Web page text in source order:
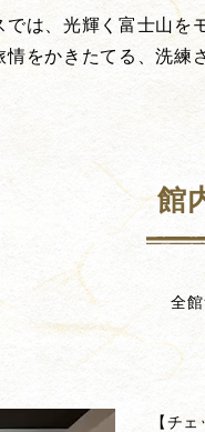
では、光輝く富士山を
情をかきたてる、洗練
館
全
【チェ